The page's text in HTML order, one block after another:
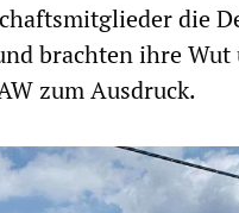
die
brachten ihre Wut
zum Ausdruck.